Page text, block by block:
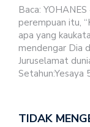
Baca:
perempuan itu,
apa yang
mendengar Dia
Juruselamat
Setahun:Yesaya
TIDAK